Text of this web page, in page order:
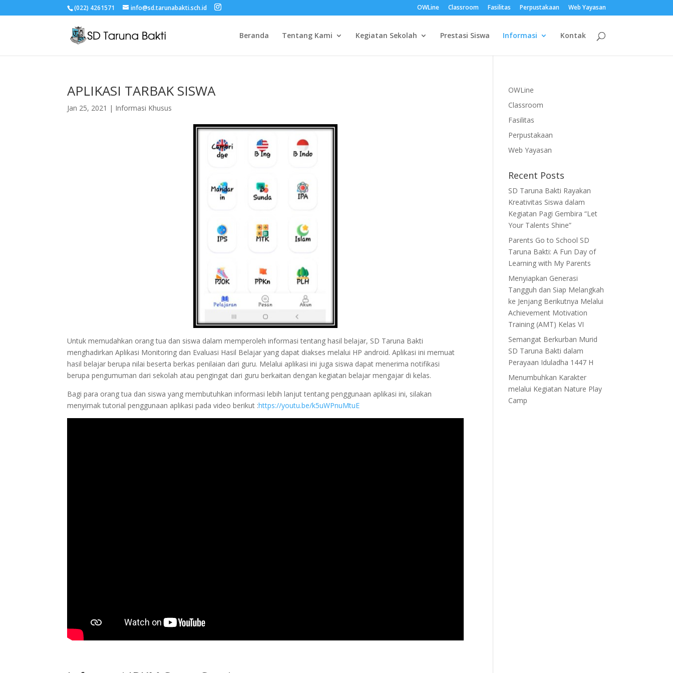
(022) 4261571 info@sd.tarunabakti.sch.id OWLine Classroom Fasilitas Perpustakaan Web Yayasan
Beranda Tentang Kami Kegiatan Sekolah Prestasi Siswa Informasi Kontak
APLIKASI TARBAK SISWA
Jan 25, 2021 | Informasi Khusus
Untuk memudahkan orang tua dan siswa dalam memperoleh informasi tentang hasil belajar, SD Taruna Bakti
menghadirkan Aplikasi Monitoring dan Evaluasi Hasil Belajar yang dapat diakses melalui HP android. Aplikasi ini memuat
hasil belajar berupa nilai beserta berkas penilaian dari guru. Melalui aplikasi ini juga siswa dapat menerima notifikasi
berupa pengumuman dari sekolah atau pengingat dari guru berkaitan dengan kegiatan belajar mengajar di kelas.
Bagi para orang tua dan siswa yang membutuhkan informasi lebih lanjut tentang penggunaan aplikasi ini, silakan
menyimak tutorial penggunaan aplikasi pada video berikut :https://youtu.be/k5uWPnuMtuE
OWLine
Classroom
Fasilitas
Perpustakaan
Web Yayasan
Recent Posts
SD Taruna Bakti Rayakan
Kreativitas Siswa dalam
Kegiatan Pagi Gembira “Let
Your Talents Shine”
Parents Go to School SD
Taruna Bakti: A Fun Day of
Learning with My Parents
Menyiapkan Generasi
Tangguh dan Siap Melangkah
ke Jenjang Berikutnya Melalui
Achievement Motivation
Training (AMT) Kelas VI
Semangat Berkurban Murid
SD Taruna Bakti dalam
Perayaan Iduladha 1447 H
Menumbuhkan Karakter
melalui Kegiatan Nature Play
Camp